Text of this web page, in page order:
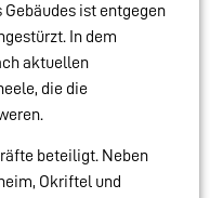
Gebäudes ist entgegen
In dem
aktuellen
die die
beteiligt. Neben
Okriftel und